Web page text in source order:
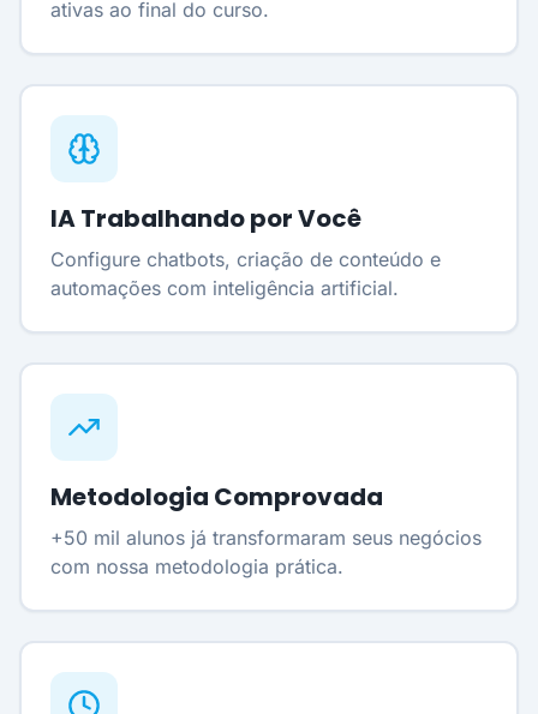
ativas ao final do curso.
IA Trabalhando por Você
Configure chatbots, criação de conteúdo e
automações com inteligência artificial.
Metodologia Comprovada
+50 mil alunos já transformaram seus negócios
com nossa metodologia prática.